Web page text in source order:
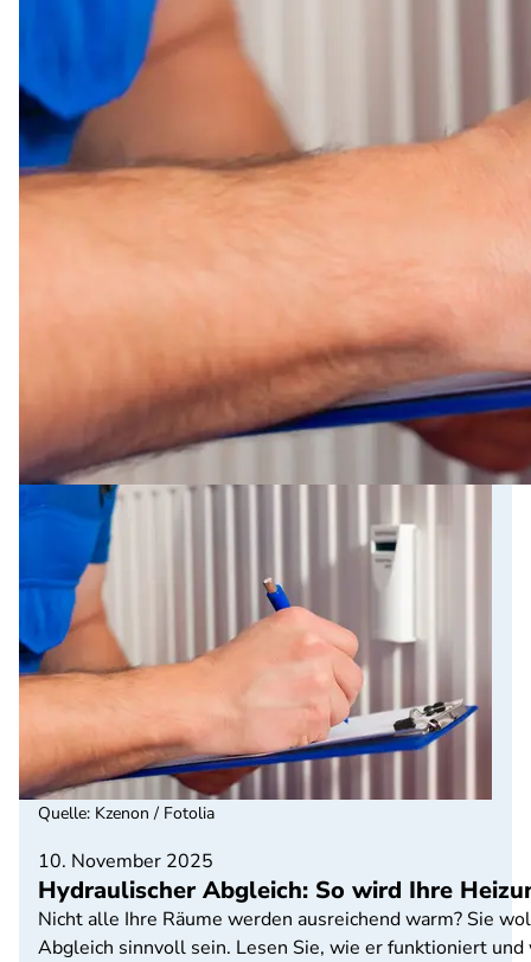
10. November 2025
Hydraulischer Abgleich: So wird Ihre
Nicht alle Ihre Räume werden ausreichend warm? Sie
Abgleich sinnvoll sein. Lesen Sie, wie er funktioniert
Quelle: Kzenon / Fotolia